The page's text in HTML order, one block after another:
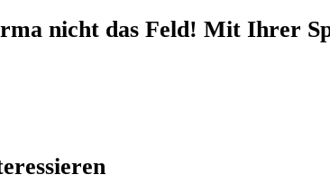
nicht das Feld! Mit Ihrer